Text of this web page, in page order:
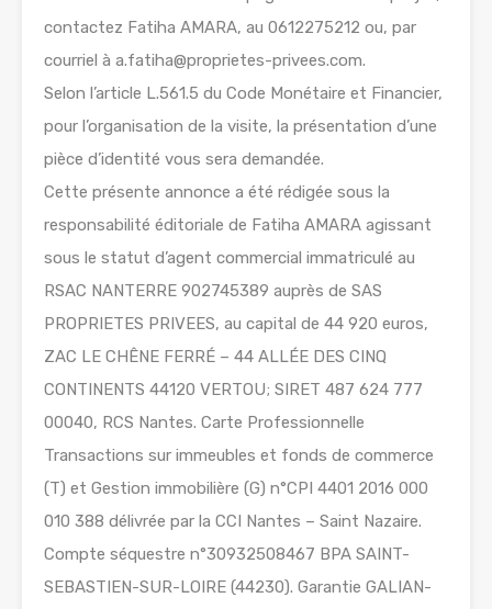
contactez Fatiha AMARA, au 0612275212 ou, par
courriel à a.fatiha@proprietes-privees.com.
Selon l’article L.561.5 du Code Monétaire et Financier,
pour l’organisation de la visite, la présentation d’une
pièce d’identité vous sera demandée.
Cette présente annonce a été rédigée sous la
responsabilité éditoriale de Fatiha AMARA agissant
sous le statut d’agent commercial immatriculé au
RSAC NANTERRE 902745389 auprès de SAS
PROPRIETES PRIVEES, au capital de 44 920 euros,
ZAC LE CHÊNE FERRÉ – 44 ALLÉE DES CINQ
CONTINENTS 44120 VERTOU; SIRET 487 624 777
00040, RCS Nantes. Carte Professionnelle
Transactions sur immeubles et fonds de commerce
(T) et Gestion immobilière (G) n°CPI 4401 2016 000
010 388 délivrée par la CCI Nantes – Saint Nazaire.
Compte séquestre n°30932508467 BPA SAINT-
SEBASTIEN-SUR-LOIRE (44230). Garantie GALIAN-